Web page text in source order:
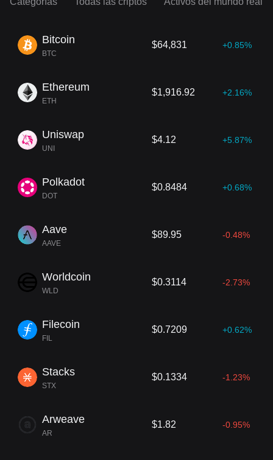
Bitcoin
BTC
$64,831 +0.85%
Ethereum
ETH
$1,916.92 +2.16%
Uniswap
UNI
$4.12 +5.87%
Polkadot
DOT
$0.8484 +0.68%
Aave
AAVE
$89.95 -0.48%
Worldcoin
WLD
$0.3114 -2.73%
Filecoin
FIL
$0.7209 +0.62%
Stacks
STX
$0.1334 -1.23%
Arweave
AR
$1.82 -0.95%